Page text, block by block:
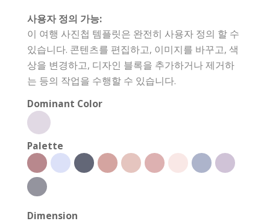
사용자 정의 가능:
이 여행 사진첩 템플릿은 완전히 사용자 정의 할 수
있습니다. 콘텐츠를 편집하고, 이미지를 바꾸고, 색
상을 변경하고, 디자인 블록을 추가하거나 제거하
는 등의 작업을 수행할 수 있습니다.
Dominant Color
Palette
Dimension